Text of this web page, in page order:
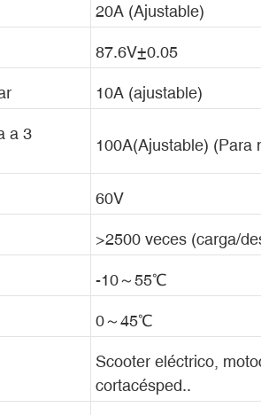
20A (Ajustable)
87.6V±0.05
10A (ajustable)
a 3
100A(Ajustable) (Para
60V
>2500 veces (carga/
-10～55℃
0～45℃
Scooter eléctrico,
cortacésped..